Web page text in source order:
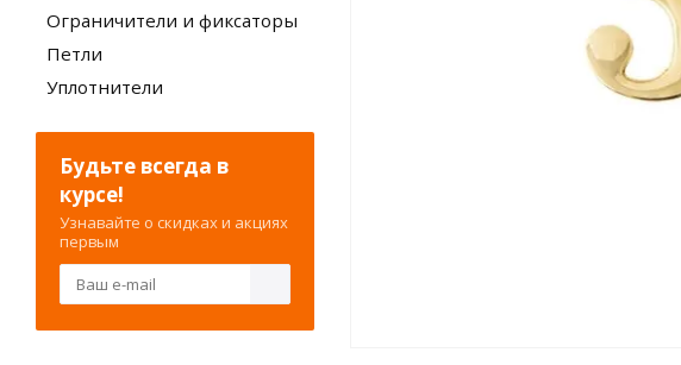
Ограничители и фиксаторы
Петли
Уплотнители
Будьте всегда в
курсе!
Узнавайте о скидках и акциях
первым